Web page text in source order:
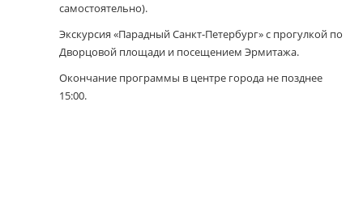
самостоятельно).
Экскурсия «Парадный Санкт-Петербург» с прогулкой по
Дворцовой площади и посещением Эрмитажа.
Окончание программы в центре города не позднее
15:00.